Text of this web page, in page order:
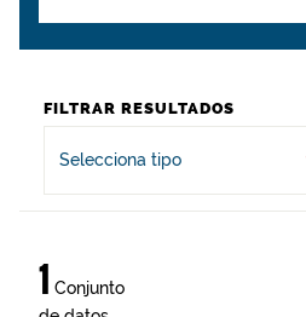
FILTRAR RESULTADOS
Selecciona tipo
1 Conjunto